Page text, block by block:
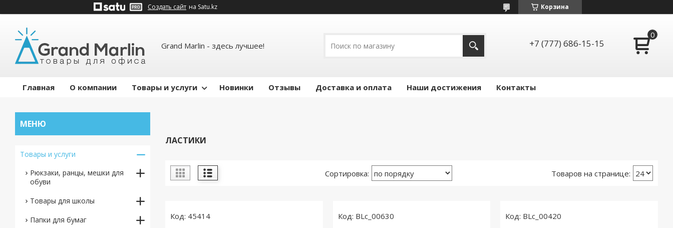
Создать сайт на Satu.kz Корзина
Grand Marlin - здесь лучшее! +7 (777) 686-15-15
Главная О компании Товары и услуги Новинки Отзывы Доставка и оплата Наши достижения Контакты
ЛАСТИКИ
45414 BLc_00630 BLc_00420
Товары и услуги
Рюкзаки, ранцы, мешки для
обуви
Товары для школы
Папки для бумаг